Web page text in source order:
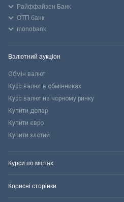
Райффайзен Банк
ОТП банк
monobank
Валютний аукціон
Обмін валют
Курс валют в обмінниках
Курс валют на чорному ринку
Купити долар
Купити євро
Купити злотий
Курси по містах
Корисні сторінки